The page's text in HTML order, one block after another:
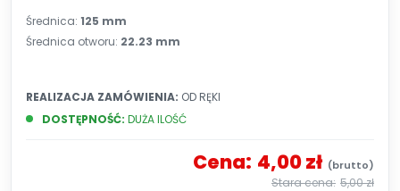
Średnica: 125 mm
Średnica otworu: 22.23 mm
DOSTĘPNOŚĆ: DUŻA ILOŚĆ
REALIZACJA ZAMÓWIENIA: OD RĘKI
Cena: 4,00 zł
5,00 zł